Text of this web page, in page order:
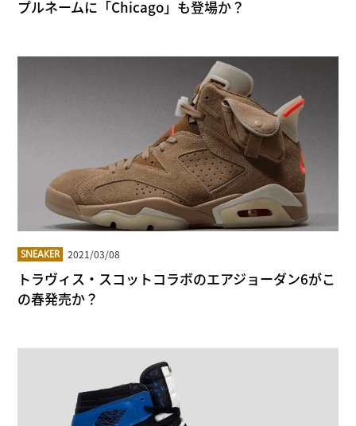
プルネームに「Chicago」も登場か？
SNEAKER 2021/03/08
トラヴィス・スコットコラボのエアジョーダン6がこ
の春発売か？